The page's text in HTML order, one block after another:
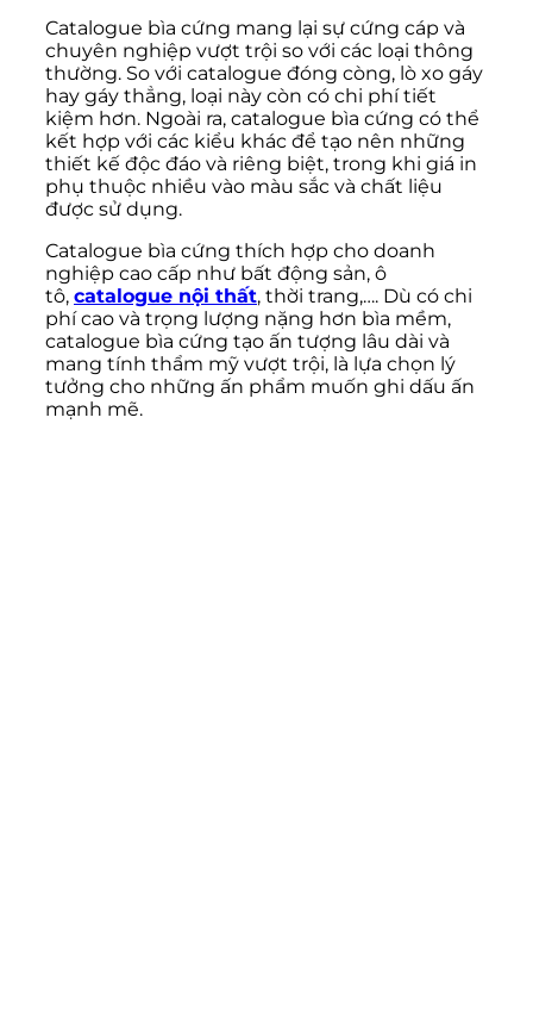
Catalogue bìa cứng mang lại sự cứng cáp và
chuyên nghiệp vượt trội so với các loại thông
thường. So với catalogue đóng còng, lò xo gáy
hay gáy thẳng, loại này còn có chi phí tiết
kiệm hơn. Ngoài ra, catalogue bìa cứng có thể
kết hợp với các kiểu khác để tạo nên những
thiết kế độc đáo và riêng biệt, trong khi giá in
phụ thuộc nhiều vào màu sắc và chất liệu
được sử dụng.
Catalogue bìa cứng thích hợp cho doanh
nghiệp cao cấp như bất động sản, ô
tô, catalogue nội thất, thời trang,…. Dù có chi
phí cao và trọng lượng nặng hơn bìa mềm,
catalogue bìa cứng tạo ấn tượng lâu dài và
mang tính thẩm mỹ vượt trội, là lựa chọn lý
tưởng cho những ấn phẩm muốn ghi dấu ấn
mạnh mẽ.